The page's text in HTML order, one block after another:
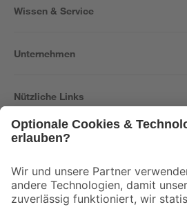
Wissen & Service
Unternehmen
Nützliche Links
Der toom Newsletter: Keine Angebote und
Zur Newsletter Anmeldung